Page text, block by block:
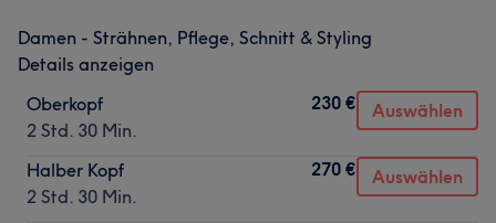
Damen - Strähnen, Pflege, Schnitt & Styling
Details anzeigen
Oberkopf
2 Std. 30 Min.
230 € Auswählen
Halber Kopf
2 Std. 30 Min.
270 € Auswählen